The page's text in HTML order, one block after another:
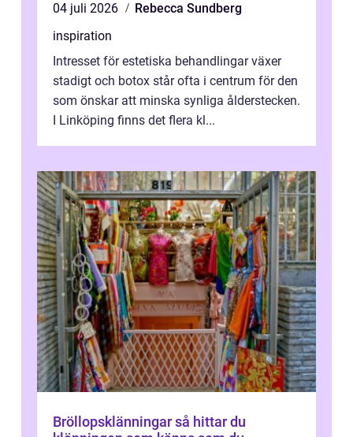
04 juli 2026
Rebecca Sundberg
inspiration
Intresset för estetiska behandlingar växer
stadigt och botox står ofta i centrum för den
som önskar att minska synliga ålderstecken.
I Linköping finns det flera kl...
Bröllopsklänningar så hittar du